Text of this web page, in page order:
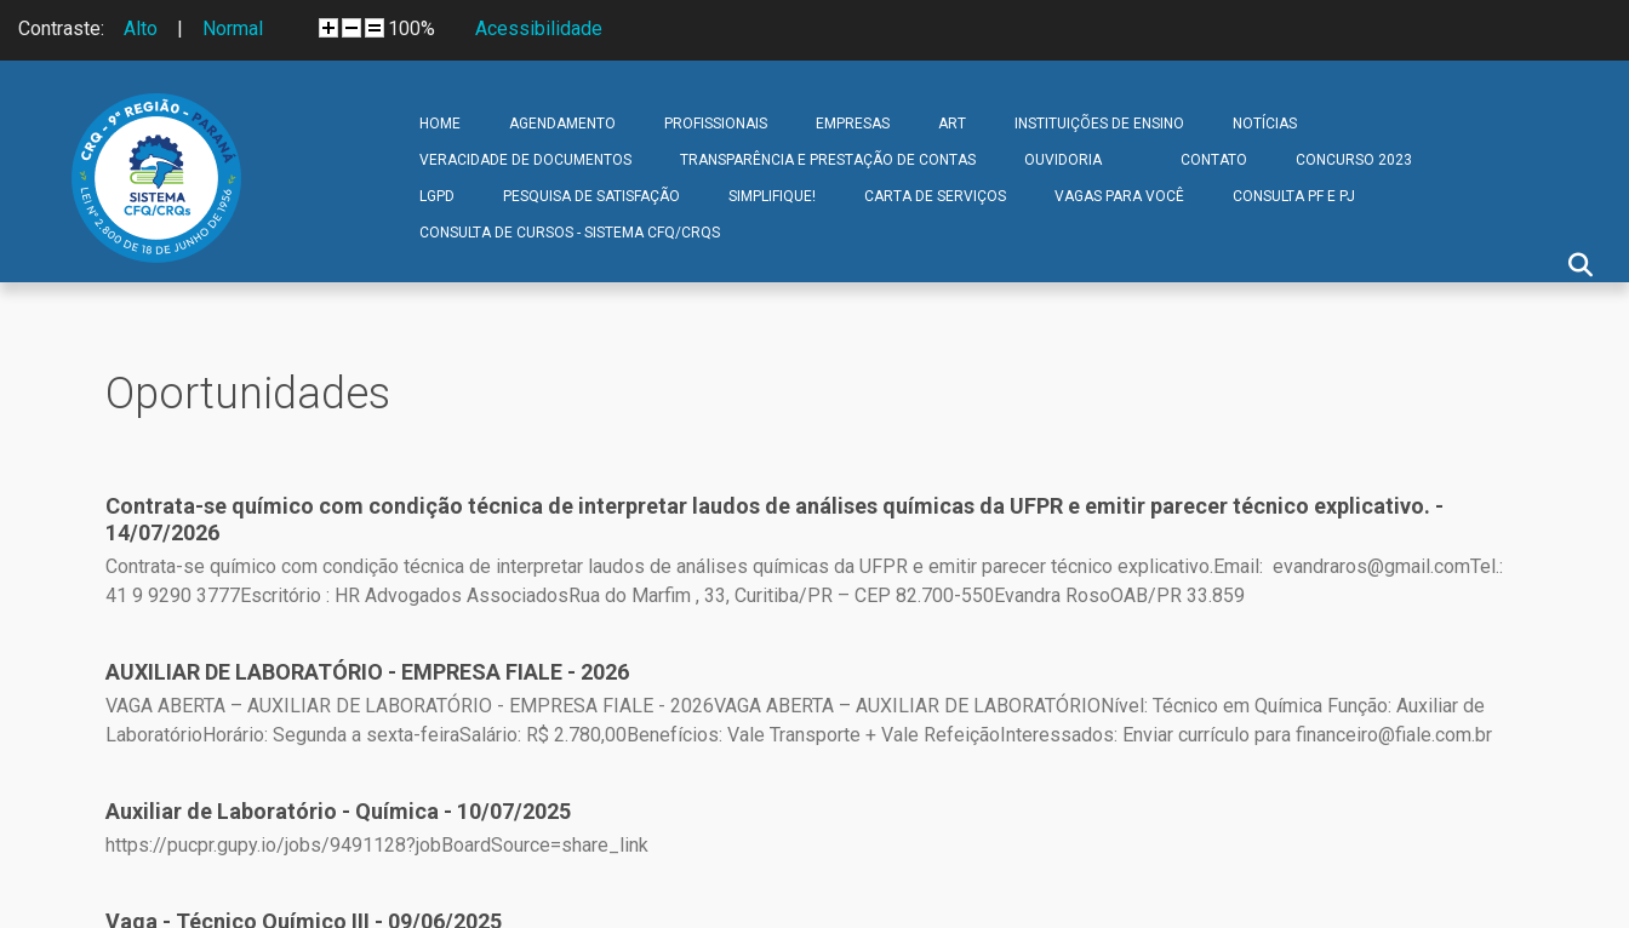
Contraste: Alto | Normal Acessibilidade
100%
HOME AGENDAMENTO PROFISSIONAIS EMPRESAS ART INSTITUIÇÕES DE ENSINO NOTÍCIAS
VERACIDADE DE DOCUMENTOS TRANSPARÊNCIA E PRESTAÇÃO DE CONTAS OUVIDORIA CONTATO CONCURSO 2023
LGPD PESQUISA DE SATISFAÇÃO SIMPLIFIQUE! CARTA DE SERVIÇOS VAGAS PARA VOCÊ CONSULTA PF E PJ
CONSULTA DE CURSOS - SISTEMA CFQ/CRQS
Oportunidades
Contrata-se químico com condição técnica de interpretar laudos de análises químicas da UFPR e emitir parecer técnico explicativo. -
14/07/2026
Contrata-se químico com condição técnica de interpretar laudos de análises químicas da UFPR e emitir parecer técnico explicativo.Email: evandraros@gmail.comTel.:
41 9 9290 3777Escritório : HR Advogados AssociadosRua do Marfim , 33, Curitiba/PR – CEP 82.700-550Evandra RosoOAB/PR 33.859
AUXILIAR DE LABORATÓRIO - EMPRESA FIALE - 2026
VAGA ABERTA – AUXILIAR DE LABORATÓRIO - EMPRESA FIALE - 2026VAGA ABERTA – AUXILIAR DE LABORATÓRIONível: Técnico em Química Função: Auxiliar de
LaboratórioHorário: Segunda a sexta-feiraSalário: R$ 2.780,00Benefícios: Vale Transporte + Vale RefeiçãoInteressados: Enviar currículo para financeiro@fiale.com.br
Auxiliar de Laboratório - Química - 10/07/2025
https://pucpr.gupy.io/jobs/9491128?jobBoardSource=share_link
Vaga - Técnico Químico III - 09/06/2025